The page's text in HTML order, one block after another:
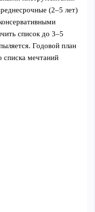
(2–5 лет)
список до 3–5
Годовой план
списка мечтаний